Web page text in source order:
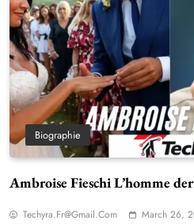
Biographie
Ambroise Fieschi L’homme
Techyra.fr@gmail.com March 26,